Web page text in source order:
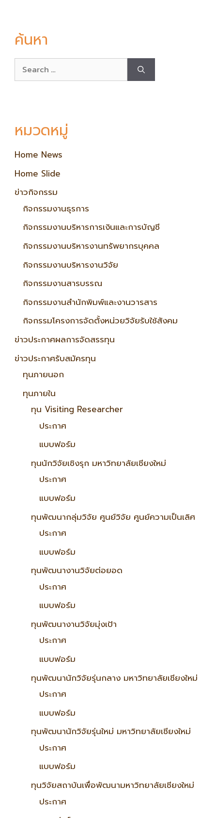
ค้นหา
หมวดหมู่
Home News
Home Slide
ข่าวกิจกรรม
กิจกรรมงานธุรการ
กิจกรรมงานบริหารการเงินและการบัญชี
กิจกรรมงานบริหารงานทรัพยากรบุคคล
กิจกรรมงานบริหารงานวิจัย
กิจกรรมงานสารบรรณ
กิจกรรมงานสำนักพิมพ์และงานวารสาร
กิจกรรมโครงการจัดตั้งหน่วยวิจัยรับใช้สังคม
ข่าวประกาศผลการจัดสรรทุน
ข่าวประกาศรับสมัครทุน
ทุนภายนอก
ทุนภายใน
ทุน Visiting Researcher
ประกาศ
แบบฟอร์ม
ทุนนักวิจัยเชิงรุก มหาวิทยาลัยเชียงใหม่
ประกาศ
แบบฟอร์ม
ทุนพัฒนากลุ่มวิจัย ศูนย์วิจัย ศูนย์ความเป็นเลิศ
ประกาศ
แบบฟอร์ม
ทุนพัฒนางานวิจัยต่อยอด
ประกาศ
แบบฟอร์ม
ทุนพัฒนางานวิจัยมุ่งเป้า
ประกาศ
แบบฟอร์ม
ทุนพัฒนานักวิจัยรุ่นกลาง มหาวิทยาลัยเชียงใหม่
ประกาศ
แบบฟอร์ม
ทุนพัฒนานักวิจัยรุ่นใหม่ มหาวิทยาลัยเชียงใหม่
ประกาศ
แบบฟอร์ม
ทุนวิจัยสถาบันเพื่อพัฒนามหาวิทยาลัยเชียงใหม่
ประกาศ